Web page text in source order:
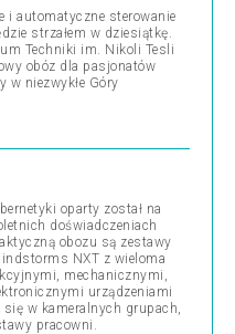
i automatyczne sterowanie
strzałem w dziesiątkę.
Techniki im. Nikoli Tesli
obóz dla pasjonatów
niezwykłe Góry
oparty został na
doświadczeniach
obozu są zestawy
NXT z wieloma
mechanicznymi,
urządzeniami
w kameralnych grupach,
pracowni.